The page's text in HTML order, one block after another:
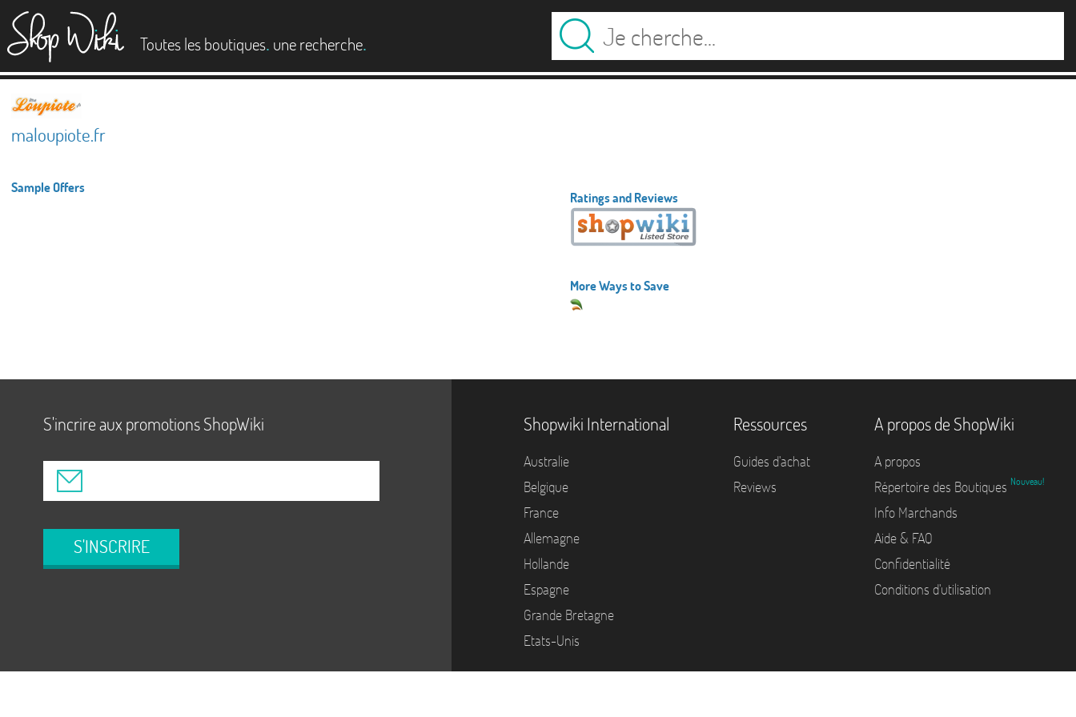
Toutes les boutiques. une recherche.
maloupiote.fr
Sample Offers
Ratings and Reviews
More Ways to Save
S'incrire aux promotions ShopWiki
S'INSCRIRE
Shopwiki International
Australie
Belgique
France
Allemagne
Hollande
Espagne
Grande Bretagne
Etats-Unis
Ressources
Guides d'achat
Reviews
A propos de ShopWiki
A propos
Répertoire des Boutiques Nouveau!
Info Marchands
Aide & FAQ
Confidentialité
Conditions d'utilisation